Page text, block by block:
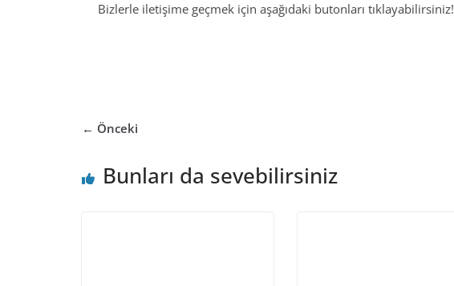
Bizlerle iletişime geçmek için aşağıdaki butonları tıklayabilirsiniz!
← Önceki
Bunları da sevebilirsiniz